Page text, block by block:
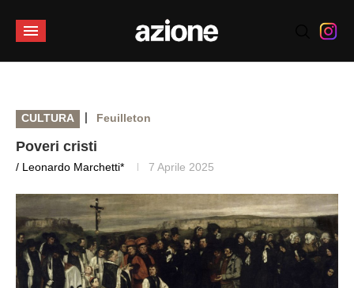
CULTURA | Feuilleton
Poveri cristi
/ Leonardo Marchetti* 7 Aprile 2025